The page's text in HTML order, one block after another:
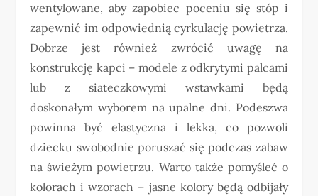
wentylowane, aby zapobiec poceniu się stóp i
zapewnić im odpowiednią cyrkulację powietrza.
Dobrze jest również zwrócić uwagę na
konstrukcję kapci – modele z odkrytymi palcami
lub z siateczkowymi wstawkami będą
doskonałym wyborem na upalne dni. Podeszwa
powinna być elastyczna i lekka, co pozwoli
dziecku swobodnie poruszać się podczas zabaw
na świeżym powietrzu. Warto także pomyśleć o
kolorach i wzorach – jasne kolory będą odbijały